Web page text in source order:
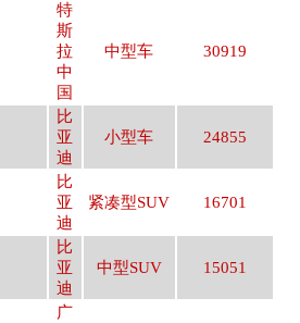
特
斯
拉
中
国
中型车 30919
比
亚
迪
小型车 24855
比
亚
迪
紧凑型SUV 16701
比
亚
迪
中型SUV 15051
广